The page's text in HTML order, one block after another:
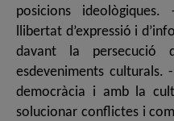
posicions
llibertat d’expressió i
davant la persecució
esdeveniments culturals.
democràcia i amb la
solucionar conflictes i